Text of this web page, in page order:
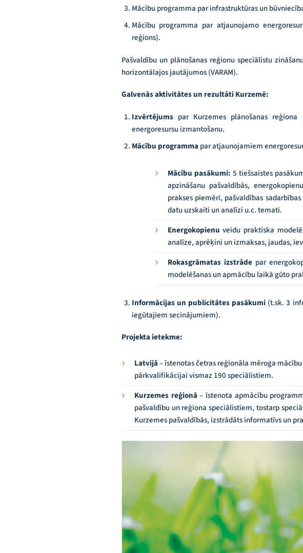
Mācību programma par infrastruktūras un
Mācību programma par atjaunojamo
reģions).
Pašvaldību un plānošanas reģionu speciālistu
horizontālajos jautājumos (VARAM).
Galvenās aktivitātes un rezultāti Kurzemē:
Izvērtējumspar Kurzemes plānošanas reģiona
energoresursu izmantošanu.
Mācību programma par atjaunojamiem
Mācību pasākumi: 5 tiešsaistes
apzināšanu pašvaldībās,
prakses piemēri, pašvaldības
datu uzskaiti un analīzi u.c. temati.
Energokopienuveidu praktiska
analīze, aprēķini un izmaksas, jaudas,
Rokasgrāmatas izstrāde par
modelēšanas un apmācību laikā gūto
Informācijas un publicitātes pasākumi (t.sk. 3
iegūtajiem secinājumiem).
Projekta ietekme:
Latvijā– īstenotas četras reģionāla mēroga
pārkvalifikācijai vismaz 190 speciālistiem.
Kurzemes reģionā – īstenota apmācību
pašvaldību un reģiona speciālistiem, tostarp
Kurzemes pašvaldībās, izstrādāts informatīvs un